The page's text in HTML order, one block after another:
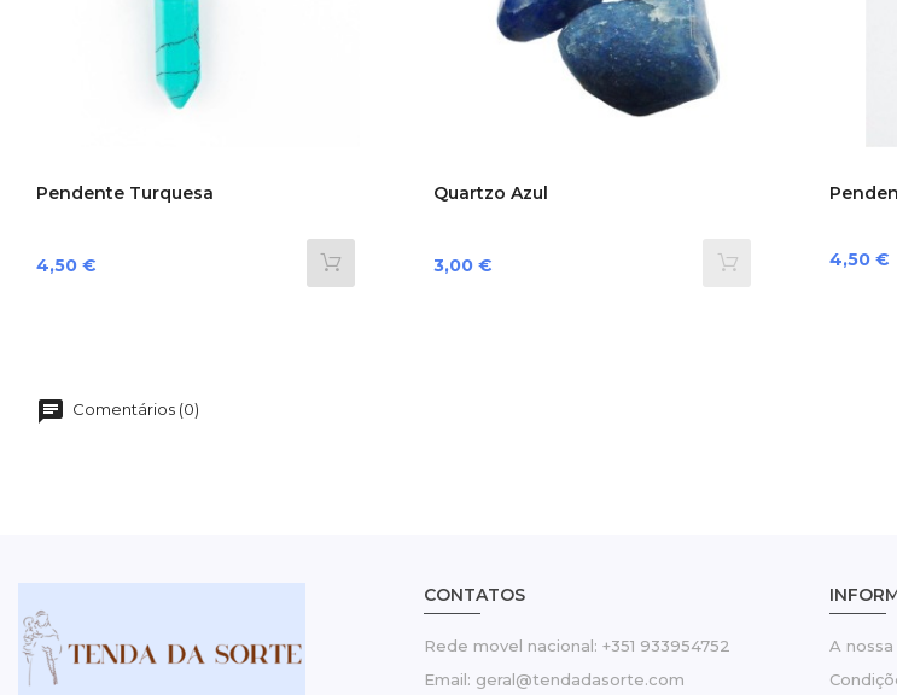
Pendente Turquesa
Preço
4,50 €
Quartzo Azul
Preço
3,00 € Preço
4,50 €
Comentários (0)
CONTATOS
Rede movel nacional: +351 933954752
Email: geral@tendadasorte.com
A nossa